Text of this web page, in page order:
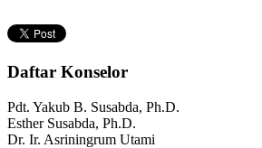
Daftar Konselor
Pdt. Yakub B. Susabda, Ph.D.
Esther Susabda, Ph.D.
Dr. Ir. Asriningrum Utami